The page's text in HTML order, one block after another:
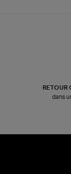
RETOUR
dans